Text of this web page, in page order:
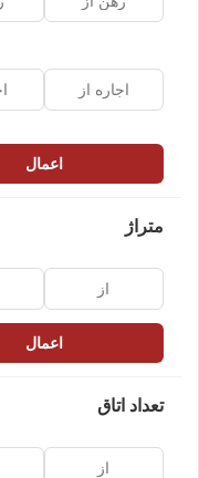
اعمال
متراژ
اعمال
تعداد اتاق